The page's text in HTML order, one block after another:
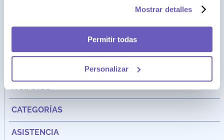
Mostrar detalles
Permitir todas
Personalizar
Av. Santa Cecilia Nro. 265 Ate - Lima, Perú
FARMAGO
CATEGORÍAS
ASISTENCIA